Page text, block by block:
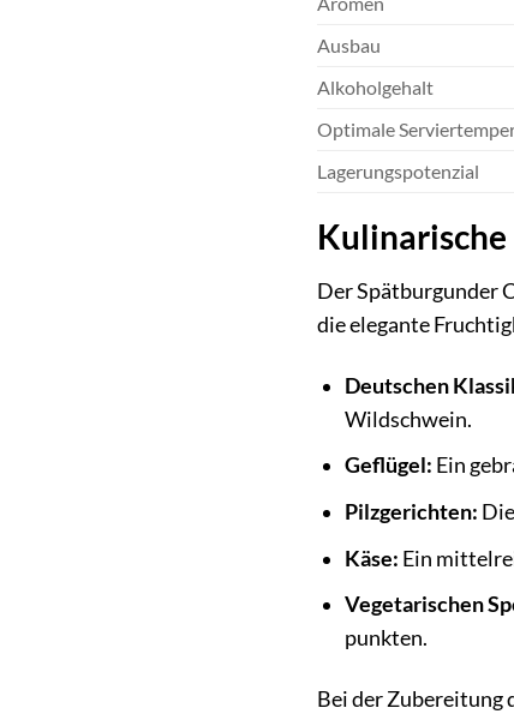
Ausbau
Alkoholgehalt
Optimale
Lagerungspotenzial
Der Spätburgunder
die elegante
Deutschen
Wildschwein.
Geflügel: Ein
Pilzgerichten:
Käse: Ein
Vegetarischen
punkten.
Bei der Zubereitung